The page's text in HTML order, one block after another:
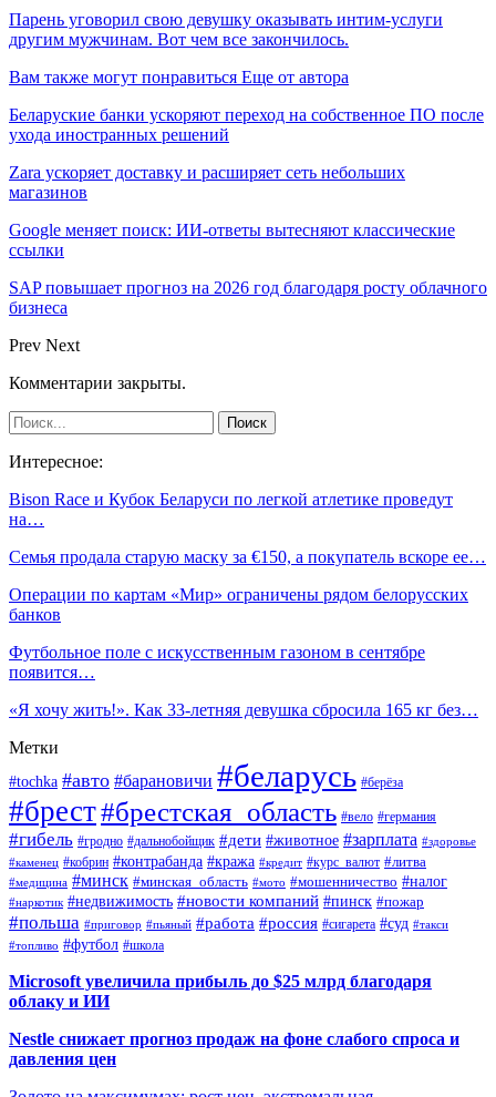
Парень уговорил свою девушку оказывать интим-услуги
другим мужчинам. Вот чем все закончилось.
Вам также могут понравиться Еще от автора
Беларуские банки ускоряют переход на собственное ПО после
ухода иностранных решений
Zara ускоряет доставку и расширяет сеть небольших
магазинов
Google меняет поиск: ИИ-ответы вытесняют классические
ссылки
SAP повышает прогноз на 2026 год благодаря росту облачного
бизнеса
Prev Next
Комментарии закрыты.
Интересное:
Bison Race и Кубок Беларуси по легкой атлетике проведут
на…
Семья продала старую маску за €150, а покупатель вскоре ее…
Операции по картам «Мир» ограничены рядом белорусских
банков
Футбольное поле с искусственным газоном в сентябре
появится…
«Я хочу жить!». Как 33-летняя девушка сбросила 165 кг без…
Метки
#tochka #авто #барановичи #беларусь #берёза
#брест#брестская_область #вело #германия
#гибель #гродно #дальнобойщик #дети #животное #зарплата #здоровье
#каменец #кобрин #контрабанда #кража #кредит #курс_валют #литва
#медицина #минск #минская_область #мото #мошенничество #налог
#наркотик #недвижимость #новости компаний #пинск #пожар
#польша #приговор #пьяный #работа #россия #сигарета #суд #такси
#топливо #футбол #школа
Microsoft увеличила прибыль до $25 млрд благодаря
облаку и ИИ
Nestle снижает прогноз продаж на фоне слабого спроса и
давления цен